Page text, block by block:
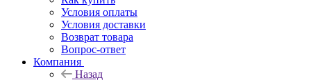
Условия оплаты
Условия доставки
Возврат товара
Вопрос-ответ
Компания
Назад